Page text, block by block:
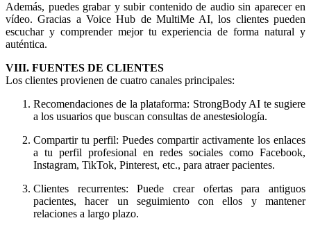
Además, puedes grabar y subir contenido de audio sin aparecer en
vídeo. Gracias a Voice Hub de MultiMe AI, los clientes pueden
escuchar y comprender mejor tu experiencia de forma natural y
auténtica.
VIII. FUENTES DE CLIENTES
Los clientes provienen de cuatro canales principales:
Recomendaciones de la plataforma: StrongBody AI te sugiere
a los usuarios que buscan consultas de anestesiología.
Compartir tu perfil: Puedes compartir activamente los enlaces
a tu perfil profesional en redes sociales como Facebook,
Instagram, TikTok, Pinterest, etc., para atraer pacientes.
Clientes recurrentes: Puede crear ofertas para antiguos
pacientes, hacer un seguimiento con ellos y mantener
relaciones a largo plazo.